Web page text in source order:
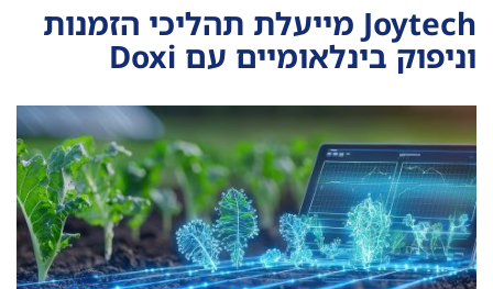
Joytech מייעלת תהליכי הזמנות
וניפוק בינלאומיים עם Doxi